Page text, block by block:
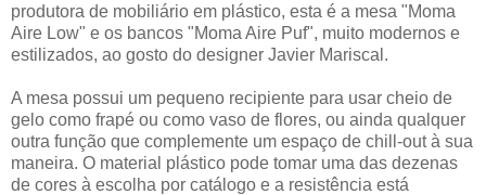
produtora de mobiliário em plástico, esta é a mesa "Moma
Aire Low" e os bancos "Moma Aire Puf", muito modernos e
estilizados, ao gosto do designer Javier Mariscal.
A mesa possui um pequeno recipiente para usar cheio de
gelo como frapé ou como vaso de flores, ou ainda qualquer
outra função que complemente um espaço de chill-out à sua
maneira. O material plástico pode tomar uma das dezenas
de cores à escolha por catálogo e a resistência está